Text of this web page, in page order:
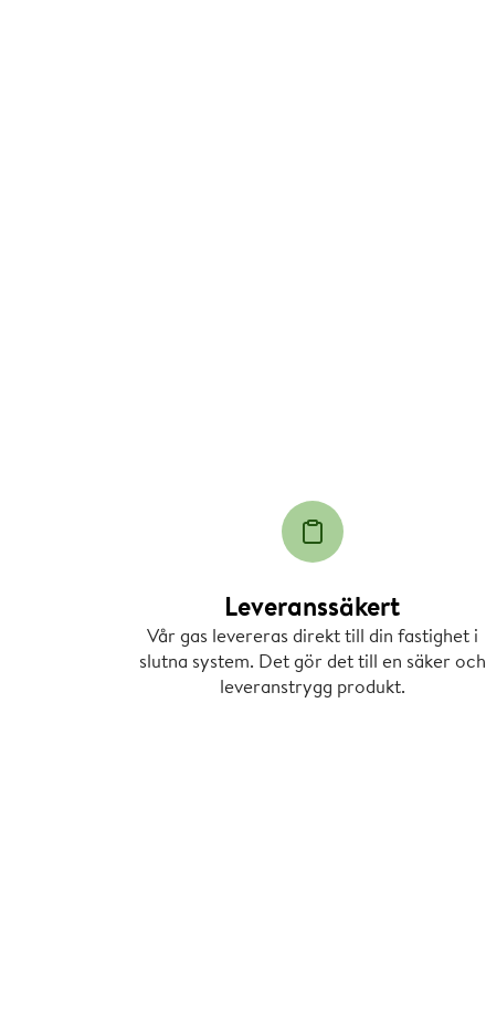
Leveranssäkert
Vår gas levereras direkt till din fastighet i
slutna system. Det gör det till en säker och
leveranstrygg produkt.